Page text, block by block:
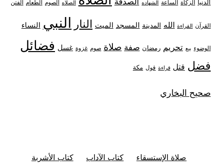
الدنيا الزكاة الساعة الشهاده الصلاه الصوم الطعام الفتن
القرآن القراءة الله المدينة المسجد الميت النار النبي النساء
الوضوء بيع تحريم رمضان صفة صلاة صوم غزوة غسل فضائل
فضل قتل قراءة قول مكة
صحيح البخاري
صلاة الإستسقاء كتاب الآداب كتاب الأشربة